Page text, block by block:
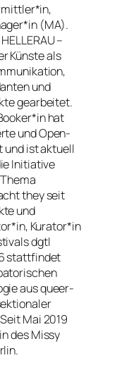
(MA).
–
Künste als
und
gearbeitet.
hat
und Open-
ist aktuell
Initiative
they seit
und
Kurator*in
dgtl
stattfindet
aus queer-
Mai 2019
des Missy